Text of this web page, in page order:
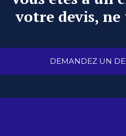
votre devis, ne
DEMANDEZ UN